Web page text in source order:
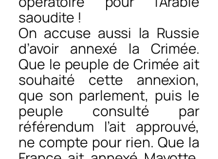
saoudite !
On accuse aussi la Russie
d’avoir annexé la Crimée.
Que le peuple de Crimée ait
souhaité cette annexion,
que son parlement, puis le
peuple consulté par
référendum l’ait approuvé,
ne compte pour rien. Que la